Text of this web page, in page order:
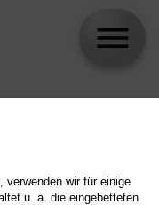
verwenden wir für einige
u. a. die eingebetteten